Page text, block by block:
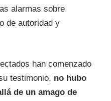
alarmas sobre
de autoridad y
han comenzado
testimonio, no hubo
de un amago de